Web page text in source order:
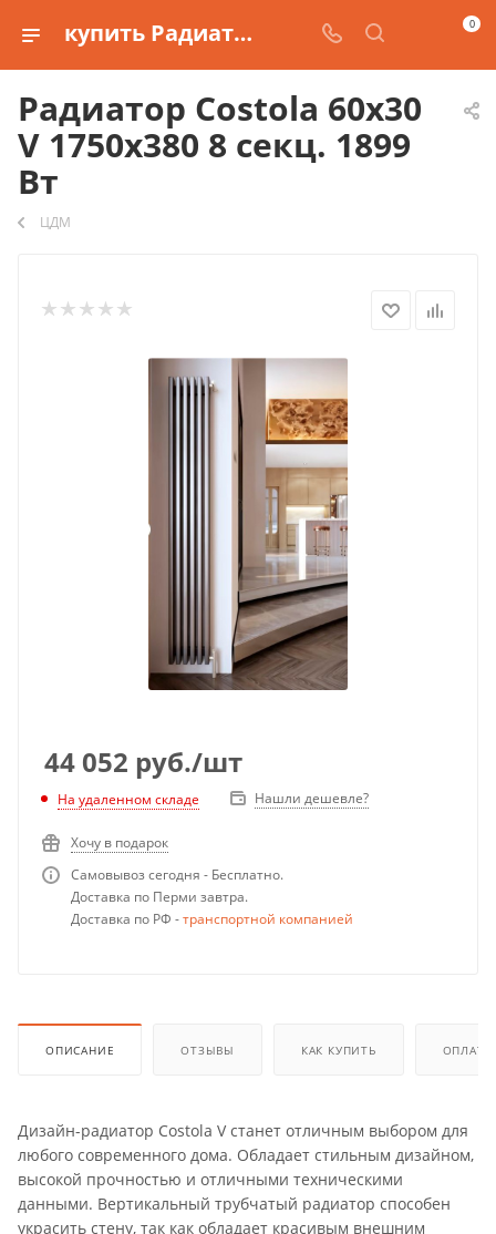
купить Радиатор Costola 60х30 V 1750х380 8 секц. 1899 Вт 0
Радиатор Costola 60х30
V 1750х380 8 секц. 1899
Вт
ЦДМ
44 052 руб./шт
На удаленном складе Нашли дешевле?
Хочу в подарок
Самовывоз сегодня - Бесплатно.
Доставка по Перми завтра.
Доставка по РФ -транспортной компанией
ОПИСАНИЕ ОТЗЫВЫ КАК КУПИТЬ ОПЛАТА
Дизайн-радиатор Costola V станет отличным выбором для
любого современного дома. Обладает стильным дизайном,
высокой прочностью и отличными техническими
данными. Вертикальный трубчатый радиатор способен
украсить стену, так как обладает красивым внешним